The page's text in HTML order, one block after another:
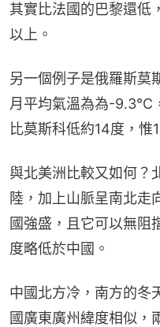
其實比法國的巴黎還
以上。
另一個例子是俄羅斯莫
月平均氣溫為為-9.3℃
比莫斯科低約14度，
與北美洲比較又如何？
陸，加上山脈呈南北走
國強盛，且它可以無阻
度略低於中國。
中國北方冷，南方的冬
國廣東廣州緯度相似，